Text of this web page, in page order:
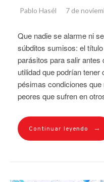
Pablo Hasél 7 de
Que nadie se alarme ni
súbditos sumisos: el
parásitos para salir antes
utilidad que podrían
pésimas condiciones
peores que sufren en
Continuar leyendo →